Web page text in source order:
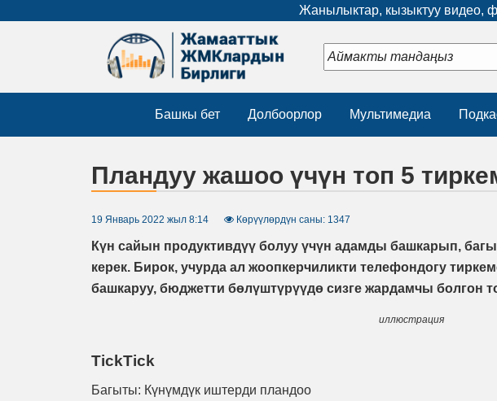
Жанылыктар, кызыктуу видео,
Башкы бет Долбоорлор Мультимедиа
Пландуу жашоо үчүн топ 5
19 Январь 2022 жыл 8:14 Көрүүлөрдүн саны: 1347
Күн сайын продуктивдүү болуу үчүн адамды башкарып,
керек. Бирок, учурда ал жоопкерчиликти телефондогу
башкаруу, бюджетти бөлүштүрүүдө сизге жардамчы болгон
иллюстрация
TickTick
Багыты: Күнүмдүк иштерди пландоо